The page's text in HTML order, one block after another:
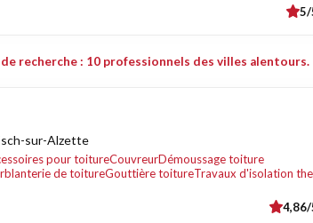
5/
recherche : 10 professionnels des villes alentours.
sur-Alzette
pour toitureCouvreurDémoussage toiture
de toitureGouttière toitureTravaux d'isolation
4,86/